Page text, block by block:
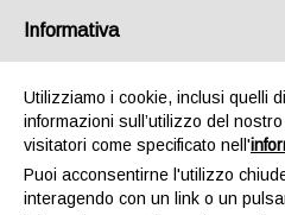
Informativa
Utilizziamo i cookie, inclusi quelli
informazioni sull’utilizzo del
visitatori come specificato nell'
Puoi acconsentirne l'utilizzo
interagendo con un link o un